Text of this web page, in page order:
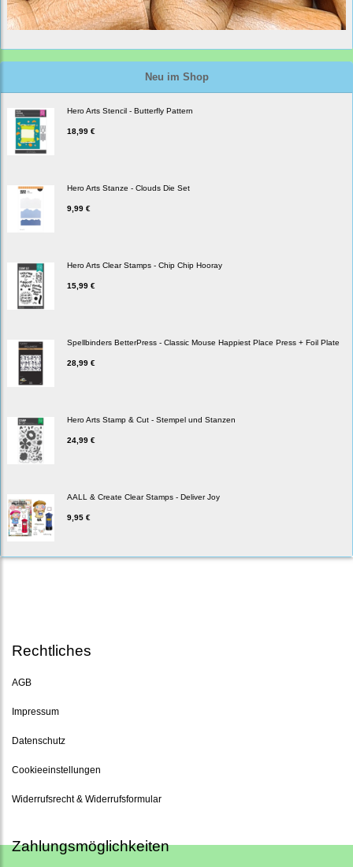
Neu im Shop
Hero Arts Stencil - Butterfly Pattern
18,99 €
Hero Arts Stanze - Clouds Die Set
9,99 €
Hero Arts Clear Stamps - Chip Chip Hooray
15,99 €
Spellbinders BetterPress - Classic Mouse Happiest Place Press + Foil Plate
28,99 €
Hero Arts Stamp & Cut - Stempel und Stanzen
24,99 €
AALL & Create Clear Stamps - Deliver Joy
9,95 €
Rechtliches
AGB
Impressum
Datenschutz
Cookieeinstellungen
Widerrufsrecht & Widerrufsformular
Zahlungsmöglichkeiten